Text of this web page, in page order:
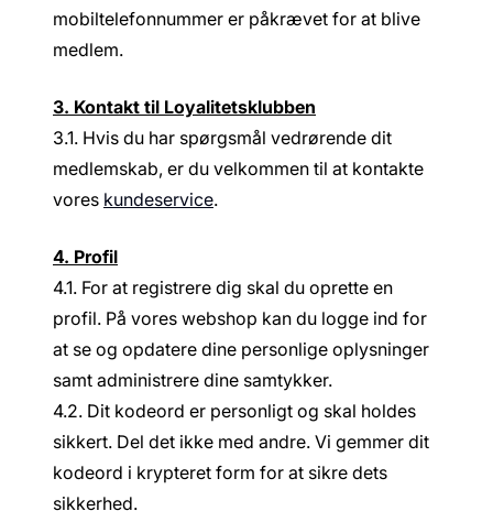
mobiltelefonnummer er påkrævet for at blive
medlem.
3. Kontakt til Loyalitetsklubben
3.1. Hvis du har spørgsmål vedrørende dit
medlemskab, er du velkommen til at kontakte
vores kundeservice.
4. Profil
4.1. For at registrere dig skal du oprette en
profil. På vores webshop kan du logge ind for
at se og opdatere dine personlige oplysninger
samt administrere dine samtykker.
4.2. Dit kodeord er personligt og skal holdes
sikkert. Del det ikke med andre. Vi gemmer dit
kodeord i krypteret form for at sikre dets
sikkerhed.